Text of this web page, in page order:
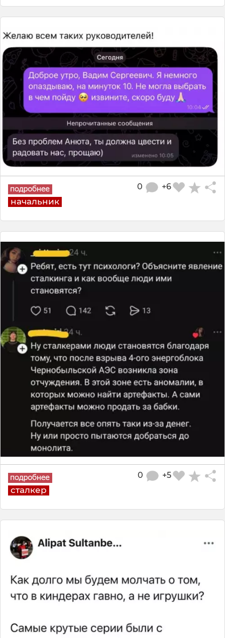
начальник
+6
0
сталкер
+5
0